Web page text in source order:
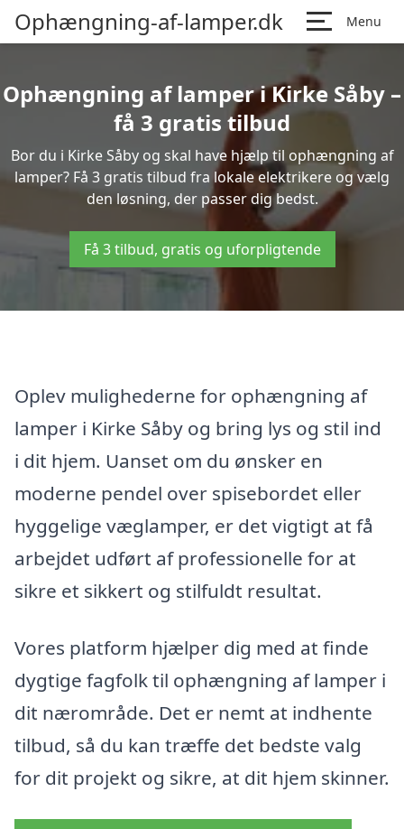
Ophængning-af-lamper.dk Menu
Ophængning af lamper i Kirke Såby –
få 3 gratis tilbud
Bor du i Kirke Såby og skal have hjælp til ophængning af
lamper? Få 3 gratis tilbud fra lokale elektrikere og vælg
den løsning, der passer dig bedst.
Få 3 tilbud, gratis og uforpligtende
Oplev mulighederne for ophængning af
lamper i Kirke Såby og bring lys og stil ind
i dit hjem. Uanset om du ønsker en
moderne pendel over spisebordet eller
hyggelige væglamper, er det vigtigt at få
arbejdet udført af professionelle for at
sikre et sikkert og stilfuldt resultat.
Vores platform hjælper dig med at finde
dygtige fagfolk til ophængning af lamper i
dit nærområde. Det er nemt at indhente
tilbud, så du kan træffe det bedste valg
for dit projekt og sikre, at dit hjem skinner.